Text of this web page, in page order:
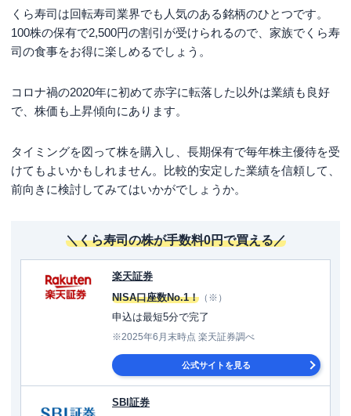
くら寿司は回転寿司業界でも人気のある銘柄のひとつです。
100株の保有で2,500円の割引が受けられるので、家族でくら寿
司の食事をお得に楽しめるでしょう。
コロナ禍の2020年に初めて赤字に転落した以外は業績も良好
で、株価も上昇傾向にあります。
タイミングを図って株を購入し、長期保有で毎年株主優待を受
けてもよいかもしれません。比較的安定した業績を信頼して、
前向きに検討してみてはいかがでしょうか。
＼くら寿司の株が手数料0円で買える／
楽天証券
NISA口座数No.1！ （※）
申込は最短5分で完了
※2025年6月末時点 楽天証券調べ
公式サイトを見る
SBI証券